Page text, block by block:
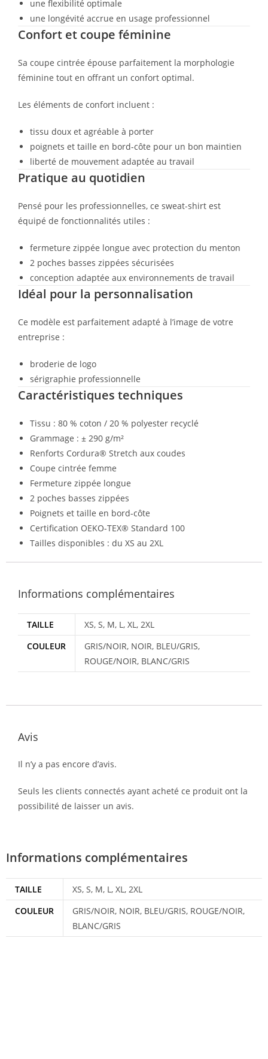
une flexibilité optimale
une longévité accrue en usage professionnel
Confort et coupe féminine
Sa coupe cintrée épouse parfaitement la morphologie
féminine tout en offrant un confort optimal.
Les éléments de confort incluent :
tissu doux et agréable à porter
poignets et taille en bord-côte pour un bon maintien
liberté de mouvement adaptée au travail
Pratique au quotidien
Pensé pour les professionnelles, ce sweat-shirt est
équipé de fonctionnalités utiles :
fermeture zippée longue avec protection du menton
2 poches basses zippées sécurisées
conception adaptée aux environnements de travail
Idéal pour la personnalisation
Ce modèle est parfaitement adapté à l’image de votre
entreprise :
broderie de logo
sérigraphie professionnelle
Caractéristiques techniques
Tissu : 80 % coton / 20 % polyester recyclé
Grammage : ± 290 g/m²
Renforts Cordura® Stretch aux coudes
Coupe cintrée femme
Fermeture zippée longue
2 poches basses zippées
Poignets et taille en bord-côte
Certification OEKO-TEX® Standard 100
Tailles disponibles : du XS au 2XL
Informations complémentaires
TAILLE
XS, S, M, L, XL, 2XL
COULEUR
GRIS/NOIR, NOIR, BLEU/GRIS,
ROUGE/NOIR, BLANC/GRIS
Avis
Il n’y a pas encore d’avis.
Seuls les clients connectés ayant acheté ce produit ont la
possibilité de laisser un avis.
Informations complémentaires
TAILLE
XS, S, M, L, XL, 2XL
COULEUR
GRIS/NOIR, NOIR, BLEU/GRIS, ROUGE/NOIR,
BLANC/GRIS